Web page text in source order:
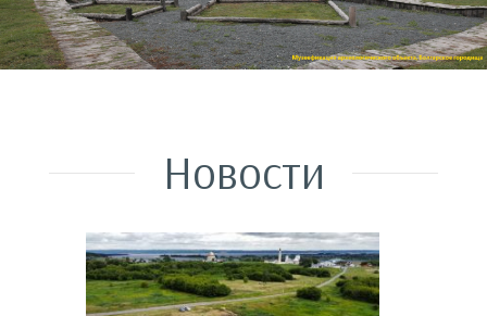
Новости